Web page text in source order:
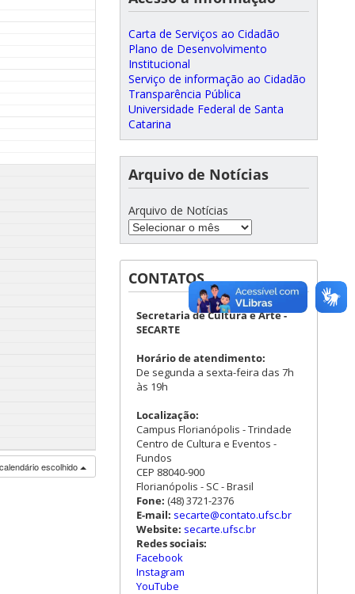
escolhido
Carta de Serviços ao Cidadão
Plano de Desenvolvimento
Institucional
Serviço de informação ao Cidadão
Transparência Pública
Universidade Federal de Santa
Catarina
Arquivo de Notícias
Arquivo de Notícias
CONTATOS
Secretaria de Cultura e Arte -
SECARTE
Horário de atendimento:
De segunda a sexta-feira das 7h
às 19h
Localização:
Campus Florianópolis - Trindade
Centro de Cultura e Eventos -
Fundos
CEP 88040-900
Florianópolis - SC - Brasil
Fone: (48) 3721-2376
E-mail: secarte@contato.ufsc.br
Website: secarte.ufsc.br
Redes sociais:
Facebook
Instagram
YouTube